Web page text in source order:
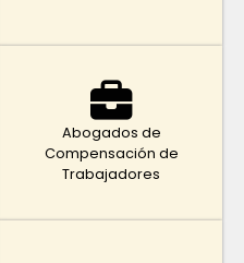
Abogados de
Compensación de
Trabajadores